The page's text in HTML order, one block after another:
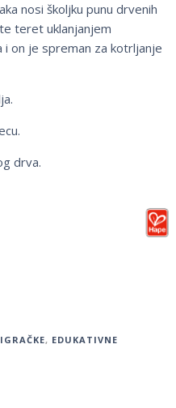
nosi školjku punu drvenih
teret uklanjanjem
on je spreman za kotrljanje
drva.
, EDUKATIVNE